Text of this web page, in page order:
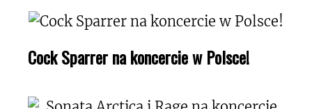
Cock Sparrer na koncercie w Polsce!